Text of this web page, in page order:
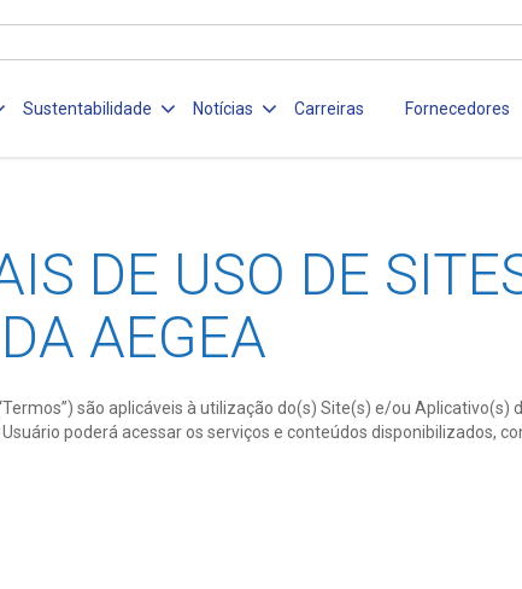
Sustentabilidade Notícias Carreiras Fornecedores
DE USO DE
AEGEA
são aplicáveis à utilização do(s) Site(s) e/ou Aplicativo(s)
poderá acessar os serviços e conteúdos disponibilizados,